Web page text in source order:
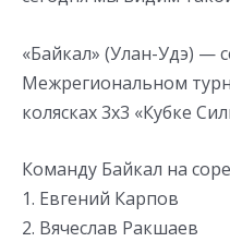
«Байкал» (Улан-Удэ) —
Межрегиональном
колясках 3х3 «Кубке
Команду Байкал на
1. Евгений Карпов
2. Вячеслав Ракшаев